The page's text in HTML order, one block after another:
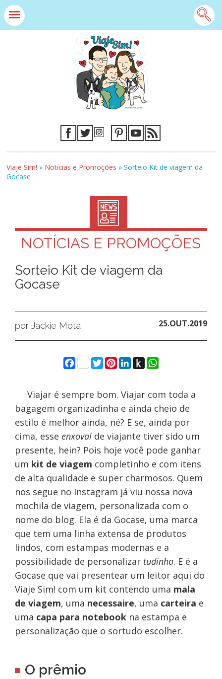
Viaje Sim! » Notícias e Promoções »Sorteio Kit de viagem da
Gocase
NOTÍCIAS E PROMOÇÕES
Sorteio Kit de viagem da
Gocase
por Jackie Mota 25.OUT.2019
Facebook
Twitter
Pinterest
LinkedIn
Push
to
WhatsApp
Viajar é sempre bom. Viajar com toda a
bagagem organizadinha e ainda cheio de
estilo é melhor ainda, né? E se, ainda por
cima, esse enxovalde viajante tiver sido um
presente, hein? Pois hoje você pode ganhar
um kit de viagem completinho e com itens
de alta qualidade e super charmosos. Quem
nos segue no Instagram já viu nossa nova
mochila de viagem, personalizada com o
nome do blog. Ela é da Gocase, uma marca
que tem uma linha extensa de produtos
lindos, com estampas modernas e a
possibilidade de personalizar tudinho. E é a
Gocase que vai presentear um leitor aqui do
Viaje Sim! com um kit contendo uma mala
de viagem, uma necessaire, uma carteira e
uma capa para notebook na estampa e
personalização que o sortudo escolher.
O prêmio